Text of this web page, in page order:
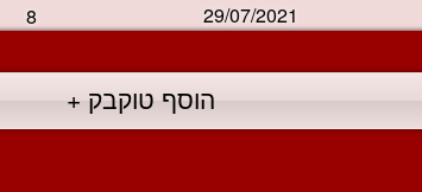
8 29/07/2021
הוסף טוקבק +